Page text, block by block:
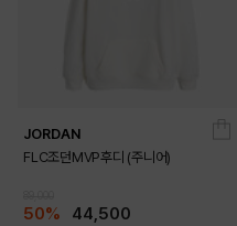
JORDAN
FLC조던MVP후디 (주니어)
50% 44,500